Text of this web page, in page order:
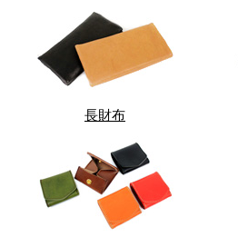
長財布